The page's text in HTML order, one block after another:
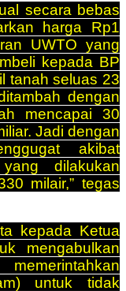
secara bebas
harga Rp1
UWTO yang
kepada BP
tanah seluas 23
dengan
mencapai 30
Jadi dengan
akibat
dilakukan
milair,” tegas
kepada Ketua
mengabulkan
untuk tidak